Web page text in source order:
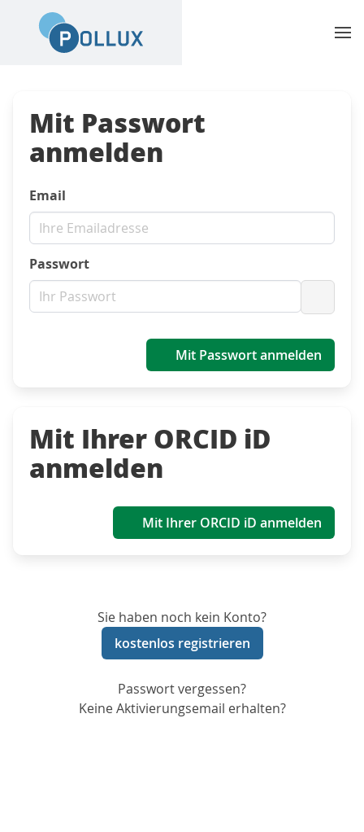
Mit Passwort
anmelden
Email
Passwort
Mit Passwort anmelden
Mit Ihrer ORCID iD
anmelden
Mit Ihrer ORCID iD anmelden
Sie haben noch kein Konto?
kostenlos registrieren
Passwort vergessen?
Keine Aktivierungsemail erhalten?